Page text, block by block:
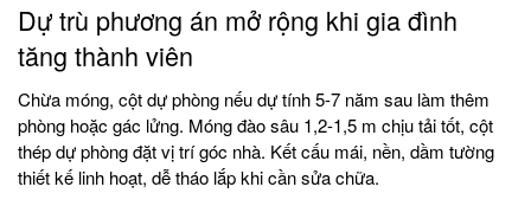
Dự trù phương án mở rộng khi gia đình
tăng thành viên
Chừa móng, cột dự phòng nếu dự tính 5-7 năm sau làm thêm
phòng hoặc gác lửng. Móng đào sâu 1,2-1,5 m chịu tải tốt, cột
thép dự phòng đặt vị trí góc nhà. Kết cấu mái, nền, dầm tường
thiết kế linh hoạt, dễ tháo lắp khi cần sửa chữa.